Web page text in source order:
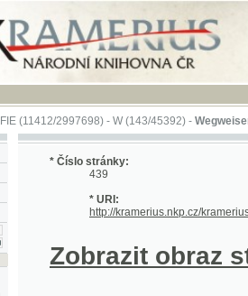
(11412/2997698) -W (143/45392)-Wegweiser durch
* Číslo stránky:
439
* URI:
http://kramerius.nkp.cz/kramerius/